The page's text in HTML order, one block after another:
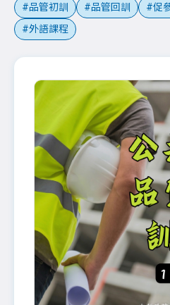
品管初訓 品管回訓 促
外語課程